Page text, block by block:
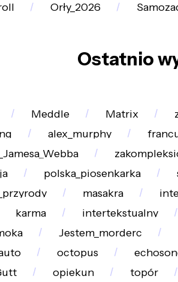
Orły_2026
Ostatnio
Meddle Matrix
alex_murphy
polska_piosenkarka
masakra
karma intertekstualny
Jestem_morderc
octopus
opiekun topór